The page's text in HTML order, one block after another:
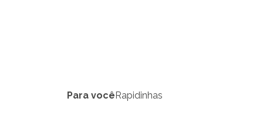
Para vocêRapidinhas